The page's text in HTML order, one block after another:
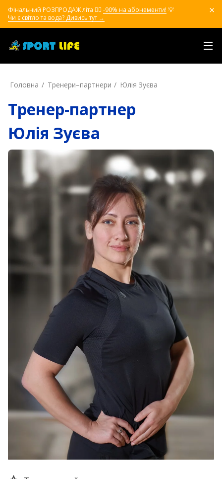
Фінальний РОЗПРОДАЖ літа ❤️‍🔥 -90% на абонементи! 💡
Чи є світло та вода? Дивись тут →
Головна Тренери–партнери Юлія Зуєва
Тренер-партнер
Юлія Зуєва